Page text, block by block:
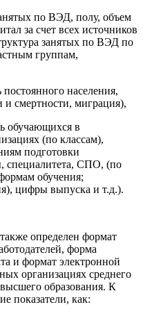
по ВЭД, полу, объем
за счет всех источников
занятых по ВЭД по
группам,
населения,
смертности, миграция),
обучающихся в
(по классам),
подготовки
специалитета, СПО, (по
обучения;
цифры выпуска и т.д.).
определен формат
форма
и формат электронной
организациях среднего
образования. К
показатели, как: